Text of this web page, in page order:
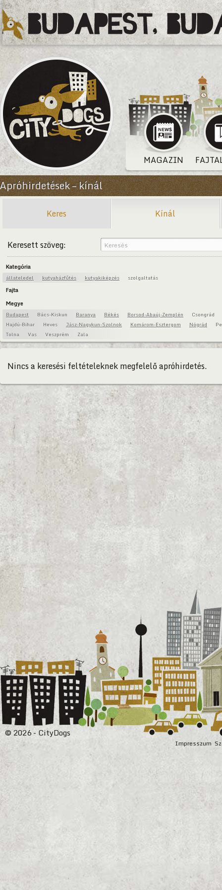
MAGAZIN
Apróhirdetések – kínál
Keres Kínál
Keresett szöveg:
Kategória
állateledel kutyaházfűtés kutyakiképzés szolgaltatás
Fajta
Megye
Budapest Bács-Kiskun Baranya Békés Borsod-Abaúj-Zemplén
Csongrád
Hajdú-Bihar
Heves Jász-Nagykun-Szolnok Komárom-Esztergom Nógrád
Tolna
Vas Veszprém Zala
Nincs a keresési feltételeknek megfelelő apróhirdetés.
Impresszum
© 2026 - CityDogs